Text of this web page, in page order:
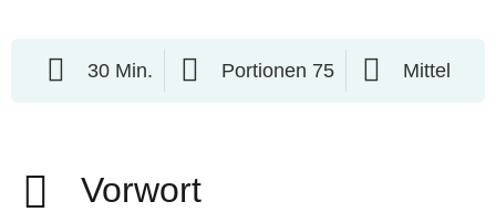
30 Min. Portionen 75 Mittel
Vorwort